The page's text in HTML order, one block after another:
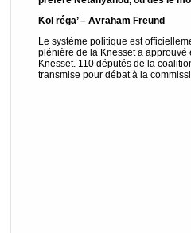
Kol réga’ – Avraham Freund
Le système politique est
plénière de la Knesset a
Knesset. 110 députés de la
transmise pour débat à la